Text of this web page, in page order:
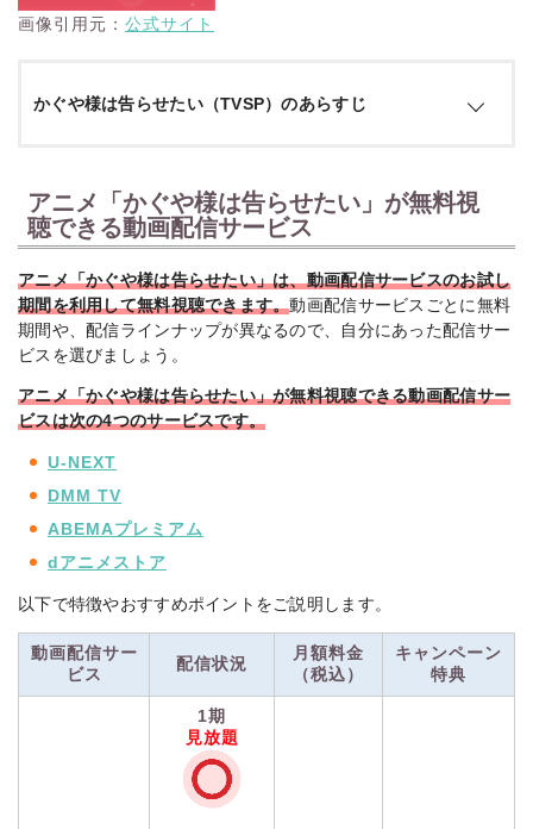
画像引用元： 公式サイト
かぐや様は告らせたい（TVSP）のあらすじ
秀知院学園の生徒会で出会った副会長・四宮かぐやと生徒会
長・白銀御行。 2 人の天才は長きにわたる恋愛頭脳戦の末、
お互いの気持ちを伝え合い、“奉心祭”で初めてのキスをし
た。 しかし未だ明確な告白には至っておらず、恋人同士に
なるかと思われた 2 人の関係性は曖昧なまま、お互いをより
強く意識して、クリスマスを迎えることに。 “完璧でありた
い”白銀と、“完璧じゃない”所こそを求めるかぐや。これは天
才たちによる、いたって“普通な”恋の物語。 ファーストキッ
アニメ「かぐや様は告らせたい」が無料視
聴できる動画配信サービス
アニメ「かぐや様は告らせたい」は、動画配信サービスのお試し
期間を利用して無料視聴できます。動画配信サービスごとに無料
期間や、配信ラインナップが異なるので、自分にあった配信サー
ビスを選びましょう。
アニメ「かぐや様は告らせたい」が無料視聴できる動画配信サー
ビスは次の4つのサービスです。
U-NEXT
DMM TV
ABEMAプレミアム
dアニメストア
以下で特徴やおすすめポイントをご説明します。
動画配信サー
ビス
配信状況
月額料金
（税込）
キャンペーン
特典
1期
見放題